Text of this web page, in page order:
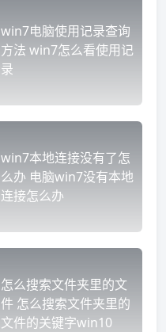
win7电脑使用记录查询
方法 win7怎么看使用记
录
win7本地连接没有了怎
么办 电脑win7没有本地
连接怎么办
怎么搜索文件夹里的文
件 怎么搜索文件夹里的
文件的关键字win10